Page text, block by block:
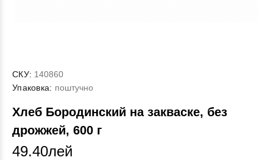
СКУ: 140860
Упаковка: поштучно
Хлеб Бородинский на закваске, без
дрожжей, 600 г
49.40лей